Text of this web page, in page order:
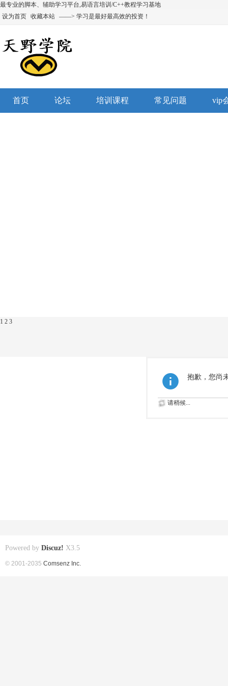
最专业的脚本、辅助学习平台,易语言培训/C++教程学习基地
设为首页 收藏本站 ——> 学习是最好最高效的投资！
首页 论坛 培训课程 常见问题 vip
1 2 3
抱歉，您尚
请稍候...
Powered by Discuz! X3.5
© 2001-2035 Comsenz Inc.